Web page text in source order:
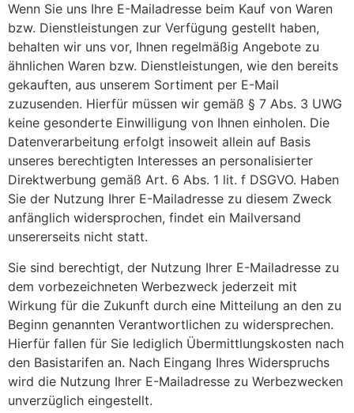
Wenn Sie uns Ihre E-Mailadresse beim Kauf von Waren
bzw. Dienstleistungen zur Verfügung gestellt haben,
behalten wir uns vor, Ihnen regelmäßig Angebote zu
ähnlichen Waren bzw. Dienstleistungen, wie den bereits
gekauften, aus unserem Sortiment per E-Mail
zuzusenden. Hierfür müssen wir gemäß § 7 Abs. 3 UWG
keine gesonderte Einwilligung von Ihnen einholen. Die
Datenverarbeitung erfolgt insoweit allein auf Basis
unseres berechtigten Interesses an personalisierter
Direktwerbung gemäß Art. 6 Abs. 1 lit. f DSGVO. Haben
Sie der Nutzung Ihrer E-Mailadresse zu diesem Zweck
anfänglich widersprochen, findet ein Mailversand
unsererseits nicht statt.
Sie sind berechtigt, der Nutzung Ihrer E-Mailadresse zu
dem vorbezeichneten Werbezweck jederzeit mit
Wirkung für die Zukunft durch eine Mitteilung an den zu
Beginn genannten Verantwortlichen zu widersprechen.
Hierfür fallen für Sie lediglich Übermittlungskosten nach
den Basistarifen an. Nach Eingang Ihres Widerspruchs
wird die Nutzung Ihrer E-Mailadresse zu Werbezwecken
unverzüglich eingestellt.